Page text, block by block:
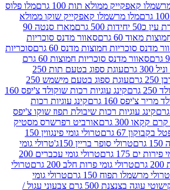
ממולא תות 100 גרם
מלו פלוס
מרשמלו קאפקייק שוקו ממולא
מארז סנטה 90
סאוור מדנס סוכריות
חמוצות מדנס 60 גרם
סוכריות
סאוור מדנס סוכריות חמוצות 60 גרם
עוגת ספוג בטעם תות 250
עוגת ספוג בטעם מישמש 250
קינג עוגיות רכות שוקולד צ'יפס 160
קינג עוגיות רכות
רכות שיבולת תפוז שוקו צ'יפס
אורביט רפרשרס מסטיק
טרולי גומי פינגווין 150
סופר בריין 150ג'
טרולי גומי
טרולי גומי עכברים 200
גומי פרות חלב 200 גרם
טרולי
150 גרם
טרולי גומי
קישוטי עוגה בצנצנת 500 גרם צבעוני עגול /